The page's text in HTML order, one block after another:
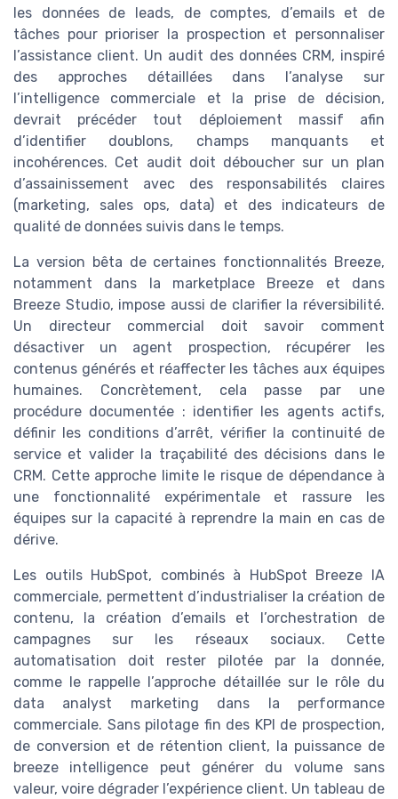
les données de leads, de comptes, d’emails et de
tâches pour prioriser la prospection et personnaliser
l’assistance client. Un audit des données CRM, inspiré
des approches détaillées dans l’analyse sur
l’intelligence commerciale et la prise de décision,
devrait précéder tout déploiement massif afin
d’identifier doublons, champs manquants et
incohérences. Cet audit doit déboucher sur un plan
d’assainissement avec des responsabilités claires
(marketing, sales ops, data) et des indicateurs de
qualité de données suivis dans le temps.
La version bêta de certaines fonctionnalités Breeze,
notamment dans la marketplace Breeze et dans
Breeze Studio, impose aussi de clarifier la réversibilité.
Un directeur commercial doit savoir comment
désactiver un agent prospection, récupérer les
contenus générés et réaffecter les tâches aux équipes
humaines. Concrètement, cela passe par une
procédure documentée : identifier les agents actifs,
définir les conditions d’arrêt, vérifier la continuité de
service et valider la traçabilité des décisions dans le
CRM. Cette approche limite le risque de dépendance à
une fonctionnalité expérimentale et rassure les
équipes sur la capacité à reprendre la main en cas de
dérive.
Les outils HubSpot, combinés à HubSpot Breeze IA
commerciale, permettent d’industrialiser la création de
contenu, la création d’emails et l’orchestration de
campagnes sur les réseaux sociaux. Cette
automatisation doit rester pilotée par la donnée,
comme le rappelle l’approche détaillée sur le rôle du
data analyst marketing dans la performance
commerciale. Sans pilotage fin des KPI de prospection,
de conversion et de rétention client, la puissance de
breeze intelligence peut générer du volume sans
valeur, voire dégrader l’expérience client. Un tableau de